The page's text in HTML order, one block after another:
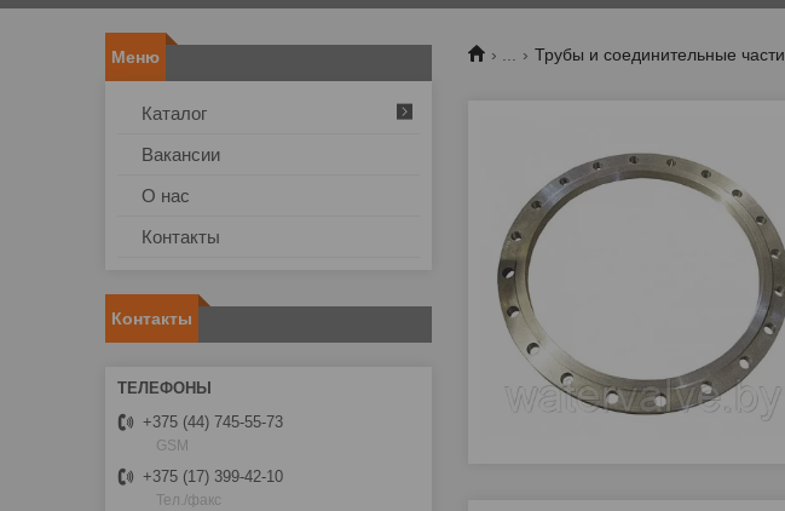
... Трубы и соединительные части
Каталог
Вакансии
О нас
Контакты
Контакты
+375 (44) 745-55-73
GSM
+375 (17) 399-42-10
Тел./факс